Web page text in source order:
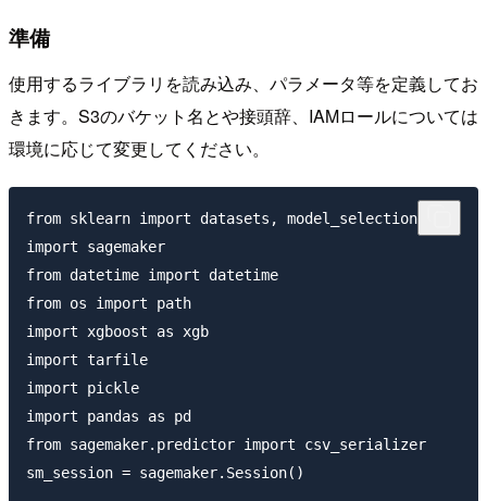
準備
使用するライブラリを読み込み、パラメータ等を定義してお
きます。S3のバケット名とや接頭辞、IAMロールについては
環境に応じて変更してください。
from sklearn import datasets, model_selection
import sagemaker
from datetime import datetime
from os import path
import xgboost as xgb
import tarfile
import pickle
import pandas as pd
from sagemaker.predictor import csv_serializer
sm_session = sagemaker.Session()